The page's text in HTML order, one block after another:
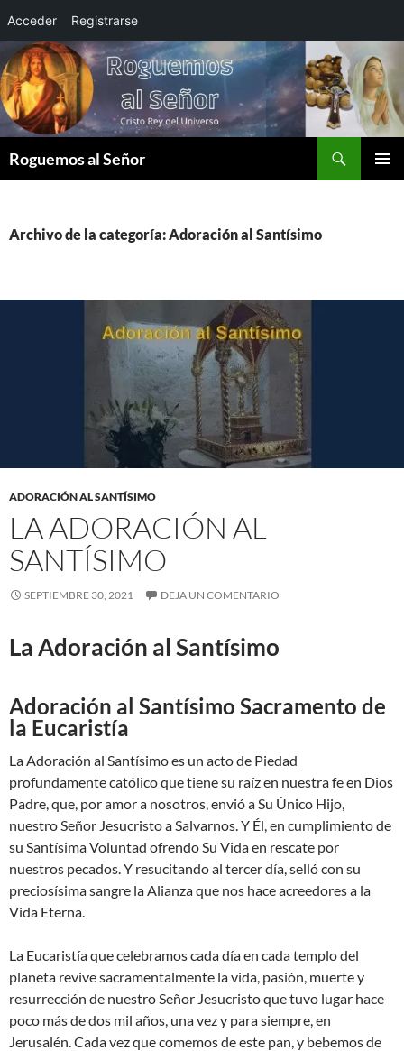
Acceder Registrarse
Saltar
al
contenido
Roguemos al Señor
Archivo de la categoría: Adoración al Santísimo
ADORACIÓN AL SANTÍSIMO
LA ADORACIÓN AL
SANTÍSIMO
SEPTIEMBRE 30, 2021 DEJA UN COMENTARIO
La Adoración al Santísimo
Adoración al Santísimo Sacramento de
la Eucaristía
La Adoración al Santísimo es un acto de Piedad
profundamente católico que tiene su raíz en nuestra fe en Dios
Padre, que, por amor a nosotros, envió a Su Único Hijo,
nuestro Señor Jesucristo a Salvarnos. Y Él, en cumplimiento de
su Santísima Voluntad ofrendo Su Vida en rescate por
nuestros pecados. Y resucitando al tercer día, selló con su
preciosísima sangre la Alianza que nos hace acreedores a la
Vida Eterna.
La Eucaristía que celebramos cada día en cada templo del
planeta revive sacramentalmente la vida, pasión, muerte y
resurrección de nuestro Señor Jesucristo que tuvo lugar hace
poco más de dos mil años, una vez y para siempre, en
Jerusalén. Cada vez que comemos de este pan, y bebemos de